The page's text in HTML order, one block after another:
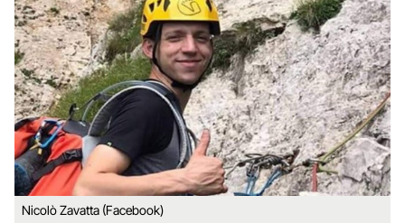
Nicolò Zavatta (Facebook)